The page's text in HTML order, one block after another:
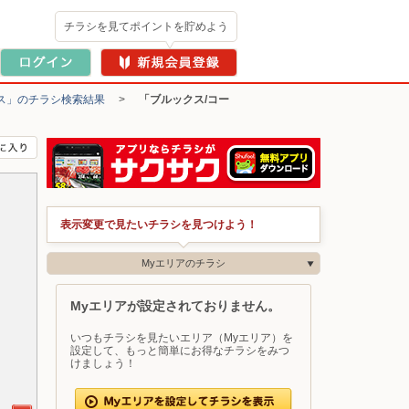
チラシを見てポイントを貯めよう
」のチラシ検索結果 > 「ブルックス/コー
表示変更で見たいチラシを見つけよう！
Myエリアのチラシ
Myエリアが設定されておりません。
いつもチラシを見たいエリア（Myエリア）を
設定して、もっと簡単にお得なチラシをみつ
けましょう！